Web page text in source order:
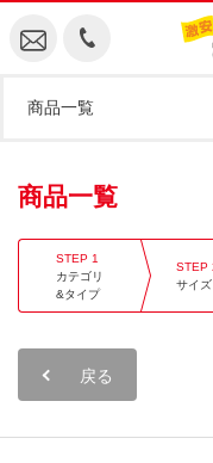
商品一覧
商品一覧
カテゴリ
&タイプ
サイズ
戻る